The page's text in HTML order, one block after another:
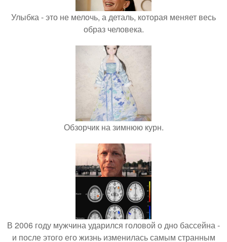
Улыбка - это не мелочь, а деталь, которая меняет весь
образ человека.
Обзорчик на зимнюю курн.
В 2006 году мужчина ударился головой о дно бассейна -
и после этого его жизнь изменилась самым странным